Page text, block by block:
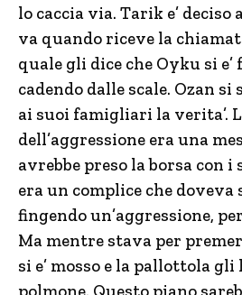
lo caccia via. Tarik e’ deciso
va quando riceve la
quale gli dice che Oyku si
cadendo dalle scale. Ozan
ai suoi famigliari la verita’.
dell’aggressione era una
avrebbe preso la borsa con
era un complice che doveva
fingendo un’aggressione,
Ma mentre stava per
si e’ mosso e la pallottola